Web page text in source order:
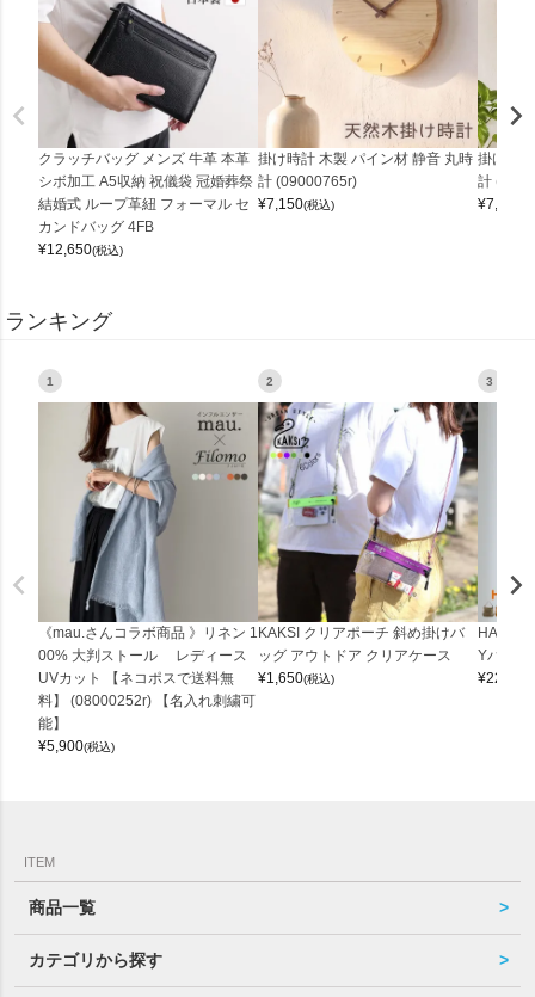
クラッチバッグ メンズ 牛革 本革
シボ加工 A5収納 祝儀袋 冠婚葬祭
結婚式 ループ革紐 フォーマル セ
カンドバッグ 4FB
¥12,650(税込)
掛け時計 木製 パイン材 静音 丸時
計 (09000765r)
¥7,150(税込)
掛け時
計
¥7,150
ランキング
1
《mau.さんコラボ商品 》リネン 1
00% 大判ストール レディース
UVカット 【ネコポスで送料無
料】 (08000252r) 【名入れ刺繍可
能】
¥5,900(税込)
2
KAKSI クリアポーチ 斜め掛けバ
ッグ アウトドア クリアケース
¥1,650(税込)
3
Yバッグ
¥22,000
ITEM
商品一覧
カテゴリから探す